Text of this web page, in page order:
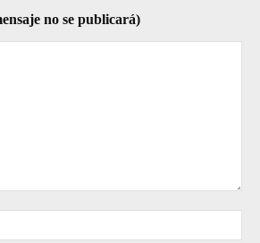
no se publicará)